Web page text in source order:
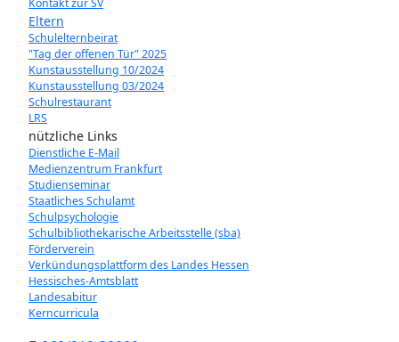
Eltern
Schulelternbeirat
"Tag der offenen Tür" 2025
Kunstausstellung 10/2024
Kunstausstellung 03/2024
Schulrestaurant
LRS
nützliche Links
Dienstliche E-Mail
Medienzentrum Frankfurt
Studienseminar
Staatliches Schulamt
Schulpsychologie
Schulbibliothekarische Arbeitsstelle (sba)
Förderverein
Verkündungsplattform des Landes Hessen
Hessisches-Amtsblatt
Landesabitur
Kerncurricula